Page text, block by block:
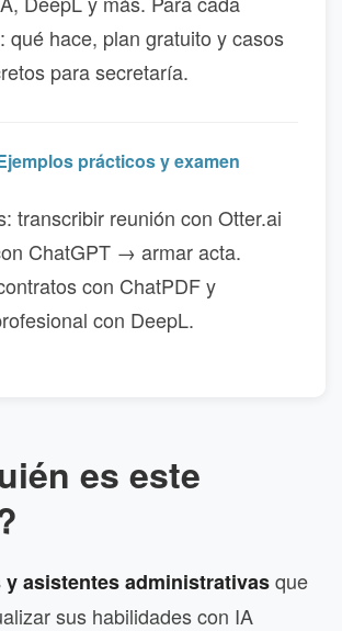
qué hace, plan gratuito y casos
para secretaría.
prácticos y examen
transcribir reunión con Otter.ai
ChatGPT → armar acta.
con ChatPDF y
con DeepL.
es este
y asistentes administrativasque
sus habilidades con IA